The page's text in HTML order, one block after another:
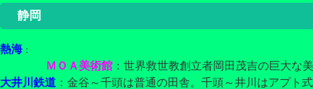
静岡
熱海：
ＭＯＡ美術館 ：世界救世教創立者岡田茂吉の巨大な
大井川鉄道 ：金谷～千頭は普通の田舎。千頭～井川はアプト